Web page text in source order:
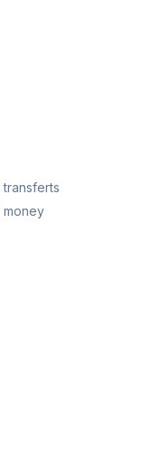
money